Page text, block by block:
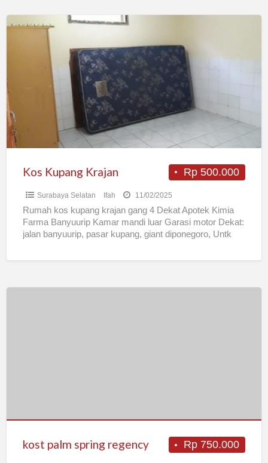
Kos
Rp 500.000
Kos Kupang Krajan
Surabaya Selatan Ifah 11/02/2025
Rumah kos kupang krajan gang 4 Dekat Apotek Kimia
Farma Banyuurip Kamar mandi luar Garasi motor Dekat:
jalan banyuurip, pasar kupang, giant diponegoro, Untk
Rp 750.000
kost palm spring regency